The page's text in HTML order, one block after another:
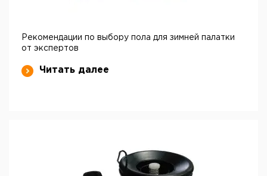
Рекомендации по выбору пола для зимней палатки
от экспертов
Читать далее